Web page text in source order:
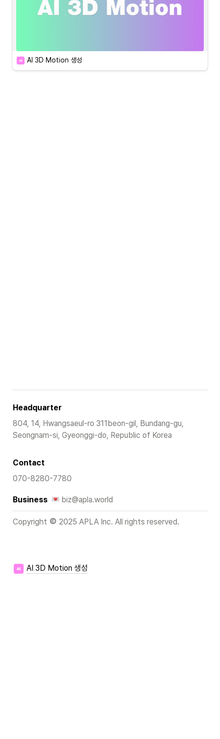
업데이트 예정입니다! 조금만 기다려주세요!
AI 3D Motion 생성
Headquarter
804, 14, Hwangsaeul-ro 311beon-gil, Bundang-gu,
Seongnam-si, Gyeonggi-do, Republic of Korea
Contact
070-8280-7780
Business biz@apla.world
Copyright 2025 APLA Inc. All rights reserved.
AI 3D Motion 생성